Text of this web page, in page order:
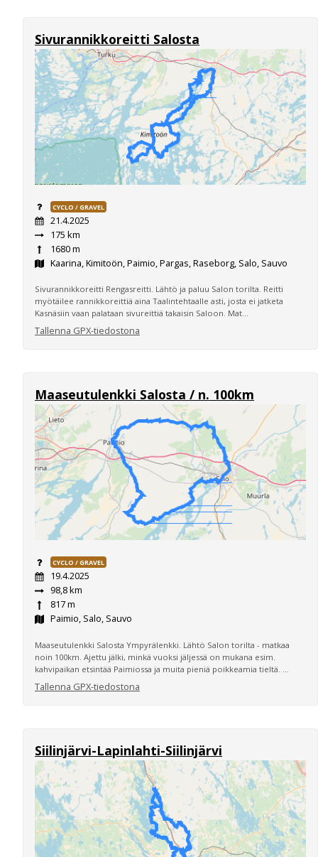
Sivurannikkoreitti Salosta
CYCLO / GRAVEL
21.4.2025
175 km
1680 m
Kaarina, Kimitoön, Paimio, Pargas, Raseborg, Salo, Sauvo
Sivurannikkoreitti Rengasreitti. Lähtö ja paluu Salon torilta. Reitti
myötäilee rannikkoreittiä aina Taalintehtaalle asti, josta ei jatketa
Kasnäsiin vaan palataan sivureittiä takaisin Saloon. Mat...
Tallenna GPX-tiedostona
Maaseutulenkki Salosta / n. 100km
CYCLO / GRAVEL
19.4.2025
98,8 km
817 m
Paimio, Salo, Sauvo
Maaseutulenkki Salosta Ympyrälenkki. Lähtö Salon torilta - matkaa
noin 100km. Ajettu jälki, minkä vuoksi jäljessä on mukana esim.
kahvipaikan etsintää Paimiossa ja muita pieniä poikkeamia tieltä. ...
Tallenna GPX-tiedostona
Siilinjärvi-Lapinlahti-Siilinjärvi